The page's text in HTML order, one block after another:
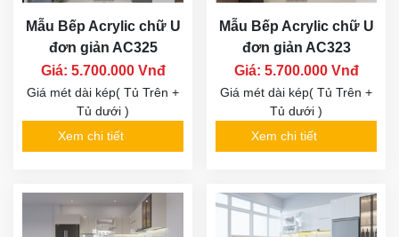
Mẫu Bếp Acrylic chữ U
đơn giản AC325
Giá: 5.700.000 Vnđ
Giá mét dài kép( Tủ Trên +
Tủ dưới )
Xem chi tiết
Mẫu Bếp Acrylic chữ U
đơn giản AC323
Giá: 5.700.000 Vnđ
Giá mét dài kép( Tủ Trên +
Tủ dưới )
Xem chi tiết